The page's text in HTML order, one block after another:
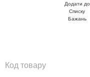
Додати до
Списку
Бажань
Код товару